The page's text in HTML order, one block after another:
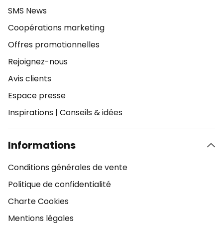
SMS News
Coopérations marketing
Offres promotionnelles
Rejoignez-nous
Avis clients
Espace presse
Inspirations | Conseils & idées
Informations
Conditions générales de vente
Politique de confidentialité
Charte Cookies
Mentions légales